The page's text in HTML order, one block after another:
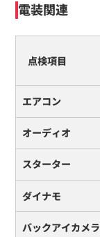
電装関連
点検項目
エアコン
オーディオ
スターター
ダイナモ
バックアイカメラ